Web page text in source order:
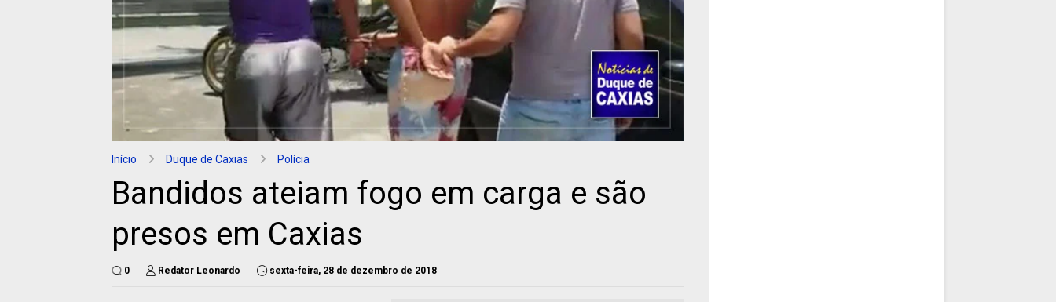
Início Duque de Caxias Polícia
Bandidos ateiam fogo em carga e são
presos em Caxias
0 Redator Leonardo sexta-feira, 28 de dezembro de 2018